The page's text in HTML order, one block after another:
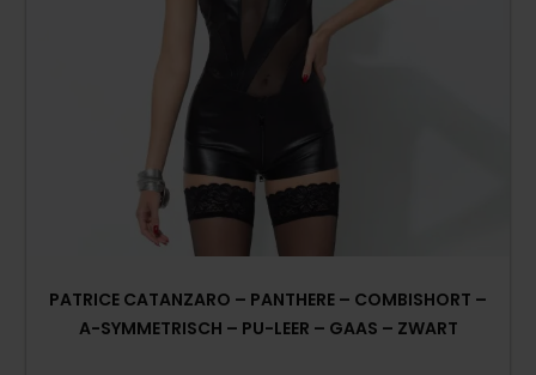
PATRICE CATANZARO – PANTHERE – COMBISHORT –
A-SYMMETRISCH – PU-LEER – GAAS – ZWART